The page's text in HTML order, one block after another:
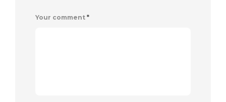
Your comment *